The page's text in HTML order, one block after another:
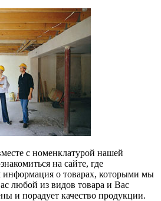
с номенклатурой нашей
на сайте, где
информация о товарах, которыми мы
любой из видов товара и Вас
и порадует качество продукции.